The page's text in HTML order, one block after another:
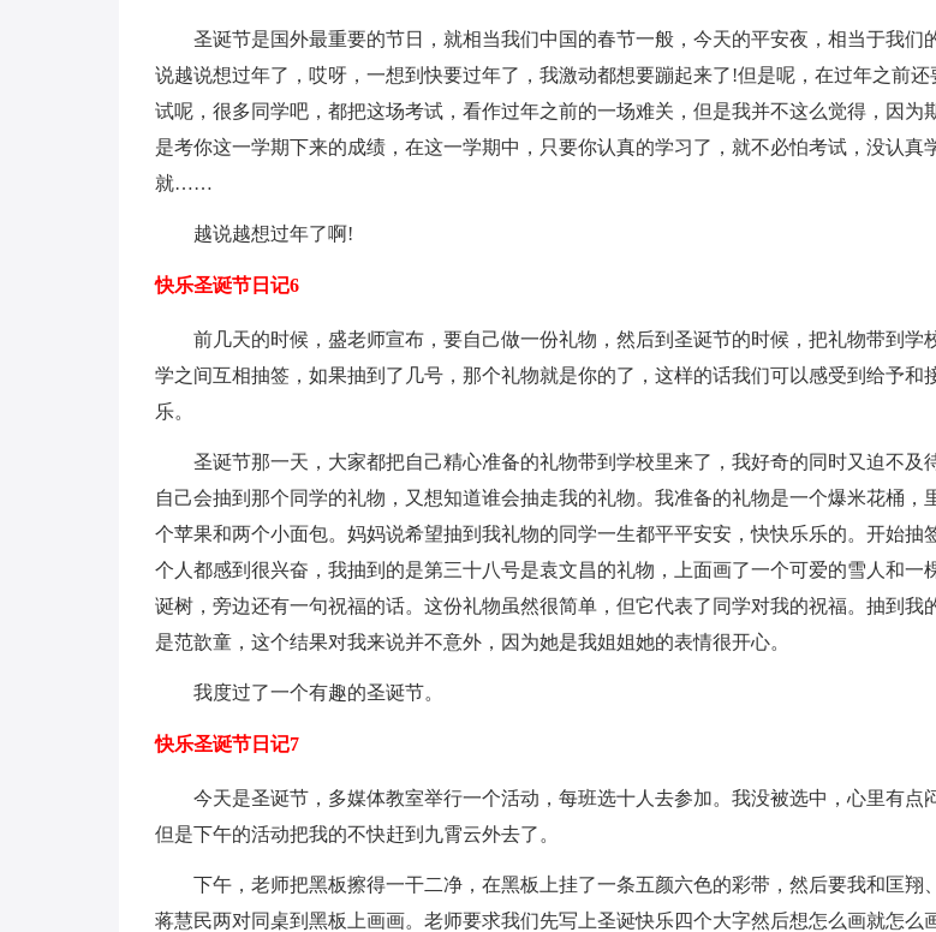
圣诞节是国外最重要的节日，就相当我们中国的春节一般，今天的平安夜，相当于我们
说越说想过年了，哎呀，一想到快要过年了，我激动都想要蹦起来了!但是呢，在过年之前还
试呢，很多同学吧，都把这场考试，看作过年之前的一场难关，但是我并不这么觉得，因为
是考你这一学期下来的成绩，在这一学期中，只要你认真的学习了，就不必怕考试，没认真
就……
越说越想过年了啊!
快乐圣诞节日记6
前几天的时候，盛老师宣布，要自己做一份礼物，然后到圣诞节的时候，把礼物带到学
学之间互相抽签，如果抽到了几号，那个礼物就是你的了，这样的话我们可以感受到给予和
乐。
圣诞节那一天，大家都把自己精心准备的礼物带到学校里来了，我好奇的同时又迫不及
自己会抽到那个同学的礼物，又想知道谁会抽走我的礼物。我准备的礼物是一个爆米花桶，
个苹果和两个小面包。妈妈说希望抽到我礼物的同学一生都平平安安，快快乐乐的。开始抽
个人都感到很兴奋，我抽到的是第三十八号是袁文昌的礼物，上面画了一个可爱的雪人和一
诞树，旁边还有一句祝福的话。这份礼物虽然很简单，但它代表了同学对我的祝福。抽到我
是范歆童，这个结果对我来说并不意外，因为她是我姐姐她的表情很开心。
我度过了一个有趣的圣诞节。
快乐圣诞节日记7
今天是圣诞节，多媒体教室举行一个活动，每班选十人去参加。我没被选中，心里有点
但是下午的活动把我的不快赶到九霄云外去了。
下午，老师把黑板擦得一干二净，在黑板上挂了一条五颜六色的彩带，然后要我和匡翔
蒋慧民两对同桌到黑板上画画。老师要求我们先写上圣诞快乐四个大字然后想怎么画就怎么